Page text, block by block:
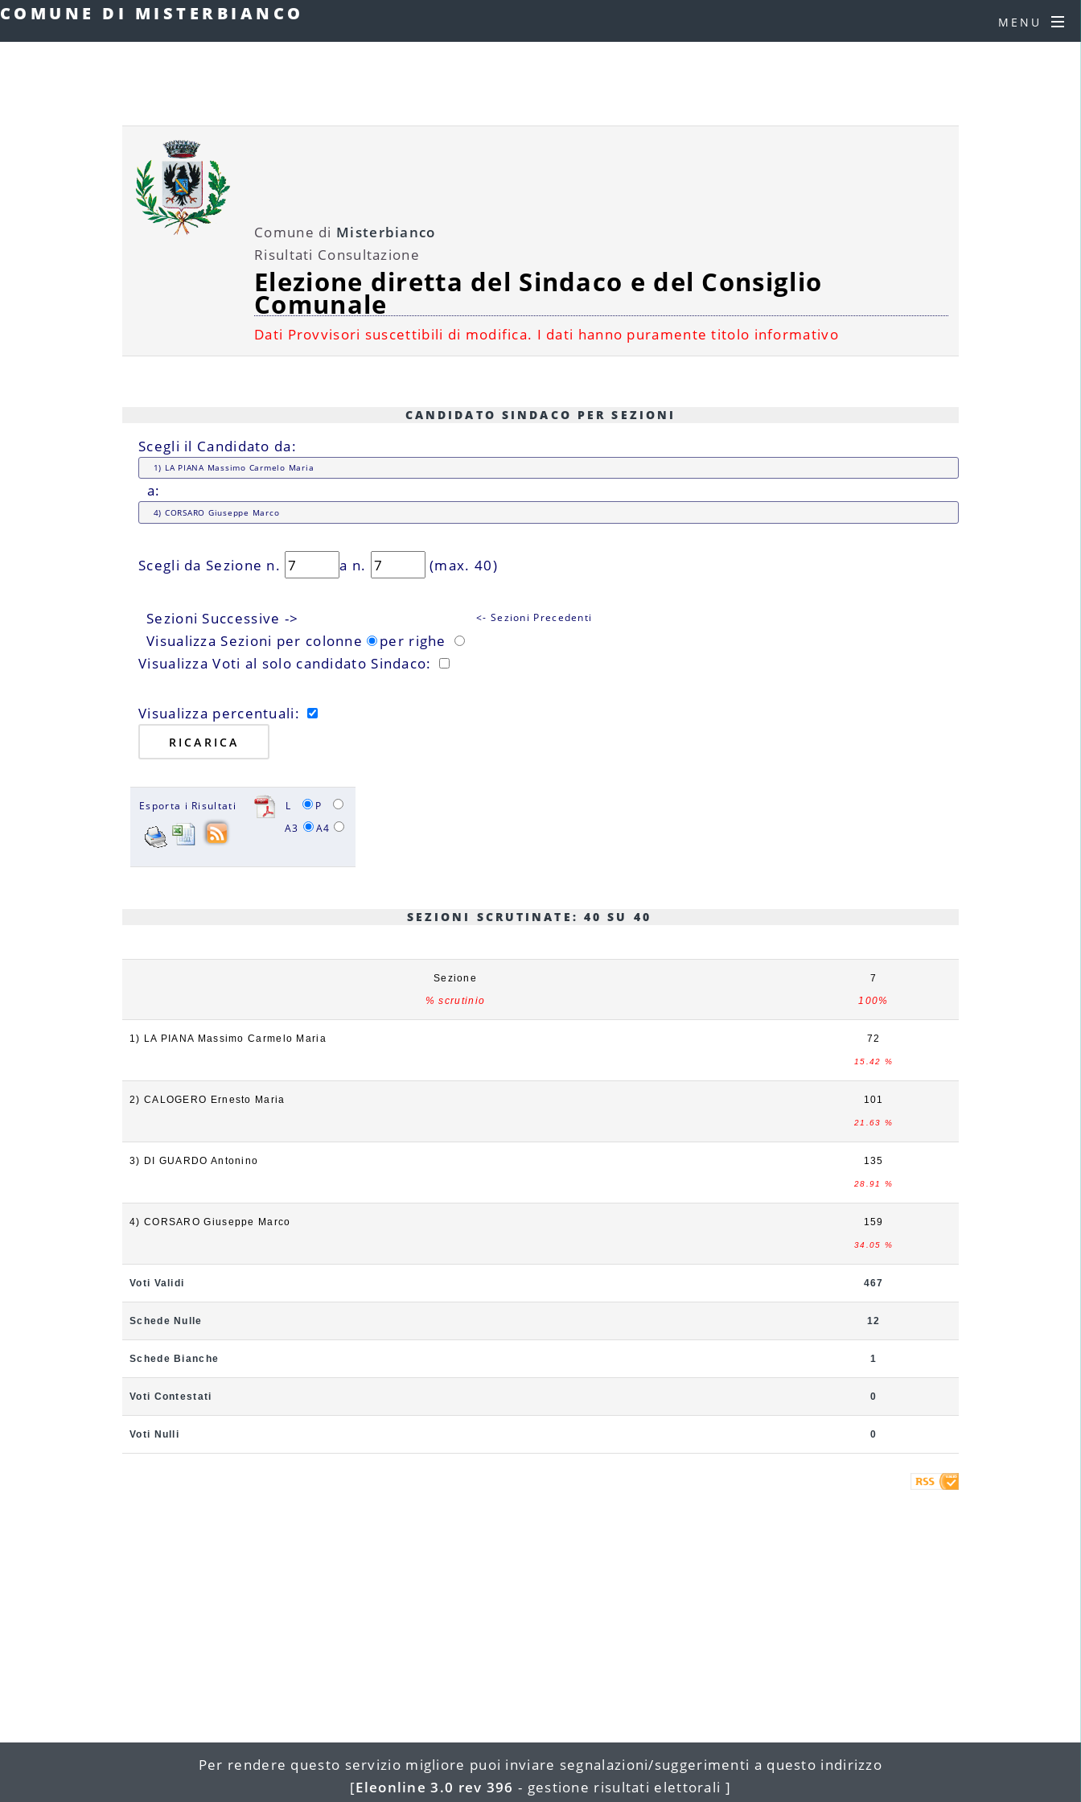
COMUNE DI MISTERBIANCO MENU
Comune di Misterbianco
Risultati Consultazione
Elezione diretta del Sindaco e del Consiglio
Comunale
Dati Provvisori suscettibili di modifica. I dati hanno puramente titolo informativo
CANDIDATO SINDACO PER SEZIONI
Scegli il Candidato da:
a:
Scegli da Sezione n. a n. (max. 40)
<- Sezioni Precedenti
Sezioni Successive ->
Visualizza Sezioni per colonne
per righe
Visualizza Voti al solo candidato Sindaco:
Visualizza percentuali:
Esporta i Risultati L
P
A3
A4
SEZIONI SCRUTINATE: 40 SU 40
Sezione
% scrutinio
7
100%
1) LA PIANA Massimo Carmelo Maria 72
15.42 %
2) CALOGERO Ernesto Maria 101
21.63 %
3) DI GUARDO Antonino 135
28.91 %
4) CORSARO Giuseppe Marco 159
34.05 %
Voti Validi 467
Schede Nulle 12
Schede Bianche 1
Voti Contestati 0
Voti Nulli 0
Per rendere questo servizio migliore puoi inviare segnalazioni/suggerimenti a questo indirizzo
[Eleonline 3.0 rev 396 - gestione risultati elettorali ]